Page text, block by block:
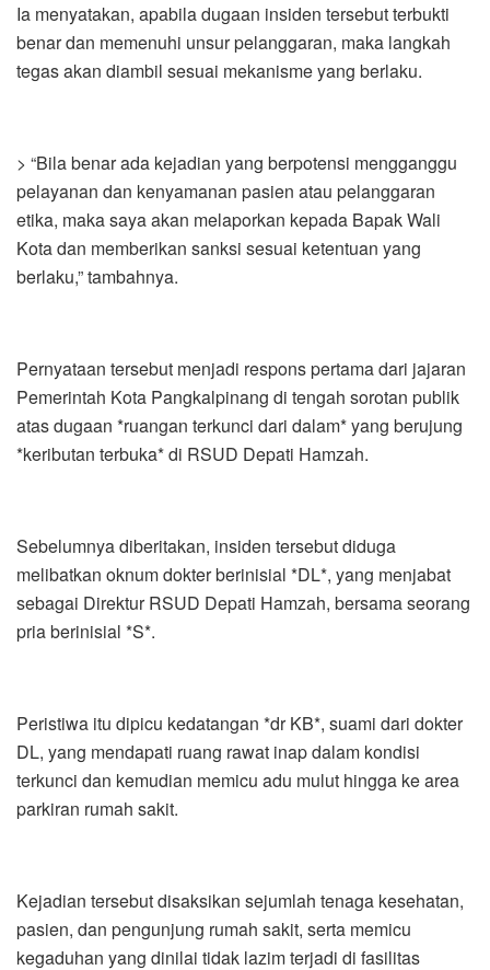
Ia menyatakan, apabila dugaan insiden tersebut terbukti
benar dan memenuhi unsur pelanggaran, maka langkah
tegas akan diambil sesuai mekanisme yang berlaku.
> “Bila benar ada kejadian yang berpotensi mengganggu
pelayanan dan kenyamanan pasien atau pelanggaran
etika, maka saya akan melaporkan kepada Bapak Wali
Kota dan memberikan sanksi sesuai ketentuan yang
berlaku,” tambahnya.
Pernyataan tersebut menjadi respons pertama dari jajaran
Pemerintah Kota Pangkalpinang di tengah sorotan publik
atas dugaan *ruangan terkunci dari dalam* yang berujung
*keributan terbuka* di RSUD Depati Hamzah.
Sebelumnya diberitakan, insiden tersebut diduga
melibatkan oknum dokter berinisial *DL*, yang menjabat
sebagai Direktur RSUD Depati Hamzah, bersama seorang
pria berinisial *S*.
Peristiwa itu dipicu kedatangan *dr KB*, suami dari dokter
DL, yang mendapati ruang rawat inap dalam kondisi
terkunci dan kemudian memicu adu mulut hingga ke area
parkiran rumah sakit.
Kejadian tersebut disaksikan sejumlah tenaga kesehatan,
pasien, dan pengunjung rumah sakit, serta memicu
kegaduhan yang dinilai tidak lazim terjadi di fasilitas